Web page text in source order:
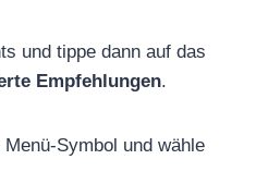
und tippe dann auf das
Empfehlungen.
Symbol und wähle